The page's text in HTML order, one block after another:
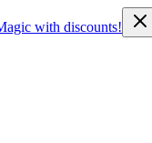
with discounts!